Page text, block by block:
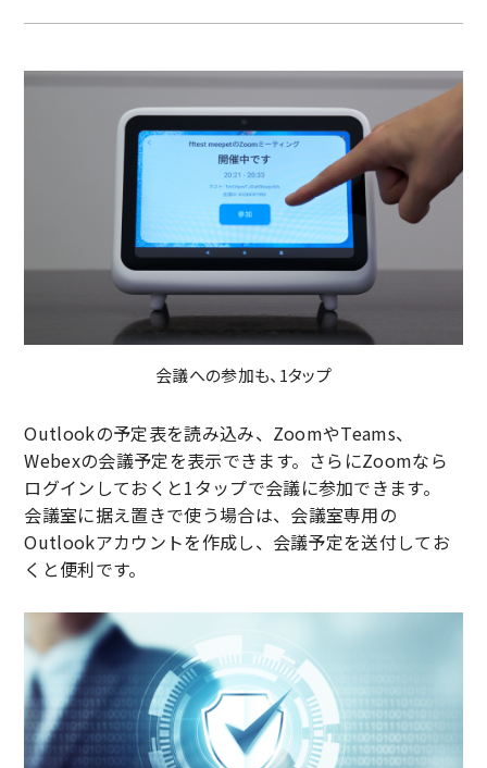
会議への参加も、1タップ
Outlookの予定表を読み込み、ZoomやTeams、
Webexの会議予定を表示できます。さらにZoomなら
ログインしておくと1タップで会議に参加できます。
会議室に据え置きで使う場合は、会議室専用の
Outlookアカウントを作成し、会議予定を送付してお
くと便利です。